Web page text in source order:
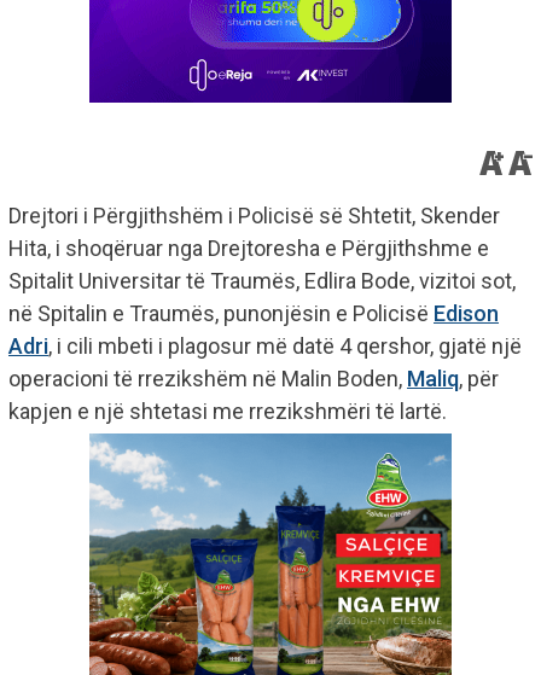
Drejtori i Përgjithshëm i Policisë së Shtetit, Skender
Hita, i shoqëruar nga Drejtoresha e Përgjithshme e
Spitalit Universitar të Traumës, Edlira Bode, vizitoi sot,
në Spitalin e Traumës, punonjësin e Policisë Edison
Adri, i cili mbeti i plagosur më datë 4 qershor, gjatë një
operacioni të rrezikshëm në Malin Boden, Maliq, për
kapjen e një shtetasi me rrezikshmëri të lartë.